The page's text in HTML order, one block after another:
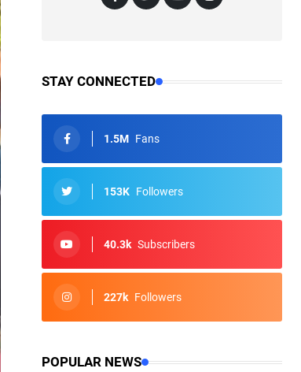
STAY CONNECTED
1.5M Fans
153K Followers
40.3k Subscribers
227k Followers
POPULAR NEWS